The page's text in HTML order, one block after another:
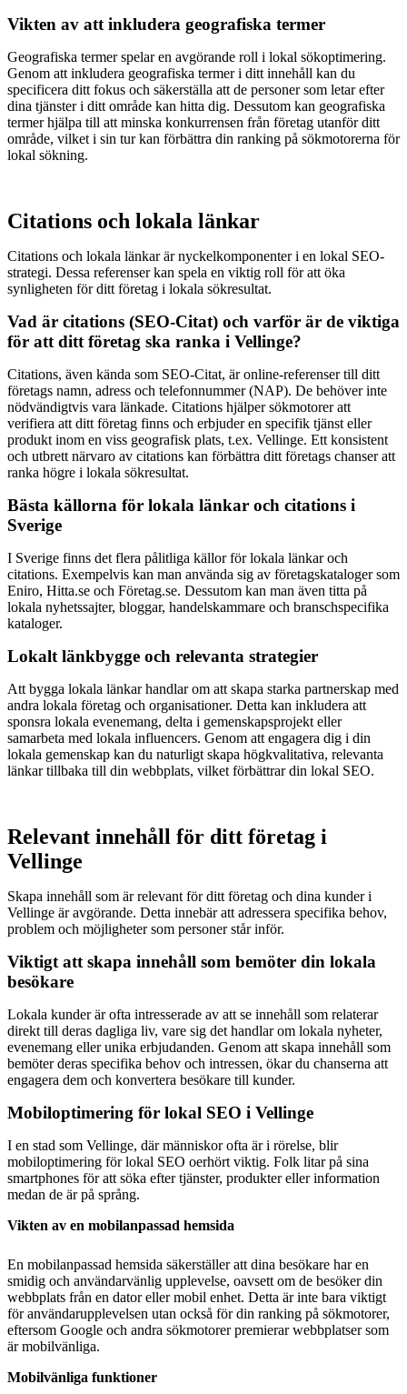
Vikten av att inkludera geografiska termer
Geografiska termer spelar en avgörande roll i lokal sökoptimering.
Genom att inkludera geografiska termer i ditt innehåll kan du
specificera ditt fokus och säkerställa att de personer som letar efter
dina tjänster i ditt område kan hitta dig. Dessutom kan geografiska
termer hjälpa till att minska konkurrensen från företag utanför ditt
område, vilket i sin tur kan förbättra din ranking på sökmotorerna för
lokal sökning.
Citations och lokala länkar
Citations och lokala länkar är nyckelkomponenter i en lokal SEO-
strategi. Dessa referenser kan spela en viktig roll för att öka
synligheten för ditt företag i lokala sökresultat.
Vad är citations (SEO-Citat) och varför är de viktiga
för att ditt företag ska ranka i Vellinge?
Citations, även kända som SEO-Citat, är online-referenser till ditt
företags namn, adress och telefonnummer (NAP). De behöver inte
nödvändigtvis vara länkade. Citations hjälper sökmotorer att
verifiera att ditt företag finns och erbjuder en specifik tjänst eller
produkt inom en viss geografisk plats, t.ex. Vellinge. Ett konsistent
och utbrett närvaro av citations kan förbättra ditt företags chanser att
ranka högre i lokala sökresultat.
Bästa källorna för lokala länkar och citations i
Sverige
I Sverige finns det flera pålitliga källor för lokala länkar och
citations. Exempelvis kan man använda sig av företagskataloger som
Eniro, Hitta.se och Företag.se. Dessutom kan man även titta på
lokala nyhetssajter, bloggar, handelskammare och branschspecifika
kataloger.
Lokalt länkbygge och relevanta strategier
Att bygga lokala länkar handlar om att skapa starka partnerskap med
andra lokala företag och organisationer. Detta kan inkludera att
sponsra lokala evenemang, delta i gemenskapsprojekt eller
samarbeta med lokala influencers. Genom att engagera dig i din
lokala gemenskap kan du naturligt skapa högkvalitativa, relevanta
länkar tillbaka till din webbplats, vilket förbättrar din lokal SEO.
Relevant innehåll för ditt företag i
Vellinge
Skapa innehåll som är relevant för ditt företag och dina kunder i
Vellinge är avgörande. Detta innebär att adressera specifika behov,
problem och möjligheter som personer står inför.
Viktigt att skapa innehåll som bemöter din lokala
besökare
Lokala kunder är ofta intresserade av att se innehåll som relaterar
direkt till deras dagliga liv, vare sig det handlar om lokala nyheter,
evenemang eller unika erbjudanden. Genom att skapa innehåll som
bemöter deras specifika behov och intressen, ökar du chanserna att
engagera dem och konvertera besökare till kunder.
Mobiloptimering för lokal SEO i Vellinge
I en stad som Vellinge, där människor ofta är i rörelse, blir
mobiloptimering för lokal SEO oerhört viktig. Folk litar på sina
smartphones för att söka efter tjänster, produkter eller information
medan de är på språng.
Vikten av en mobilanpassad hemsida
En mobilanpassad hemsida säkerställer att dina besökare har en
smidig och användarvänlig upplevelse, oavsett om de besöker din
webbplats från en dator eller mobil enhet. Detta är inte bara viktigt
för användarupplevelsen utan också för din ranking på sökmotorer,
eftersom Google och andra sökmotorer premierar webbplatser som
är mobilvänliga.
Mobilvänliga funktioner